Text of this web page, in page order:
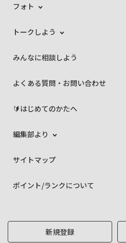
フォト
トークしよう
みんなに相談しよう
よくある質問・お問い合わせ
🔰はじめてのかたへ
編集部より
サイトマップ
ポイント/ランクについて
新規登録